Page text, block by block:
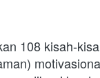
108 kisah-